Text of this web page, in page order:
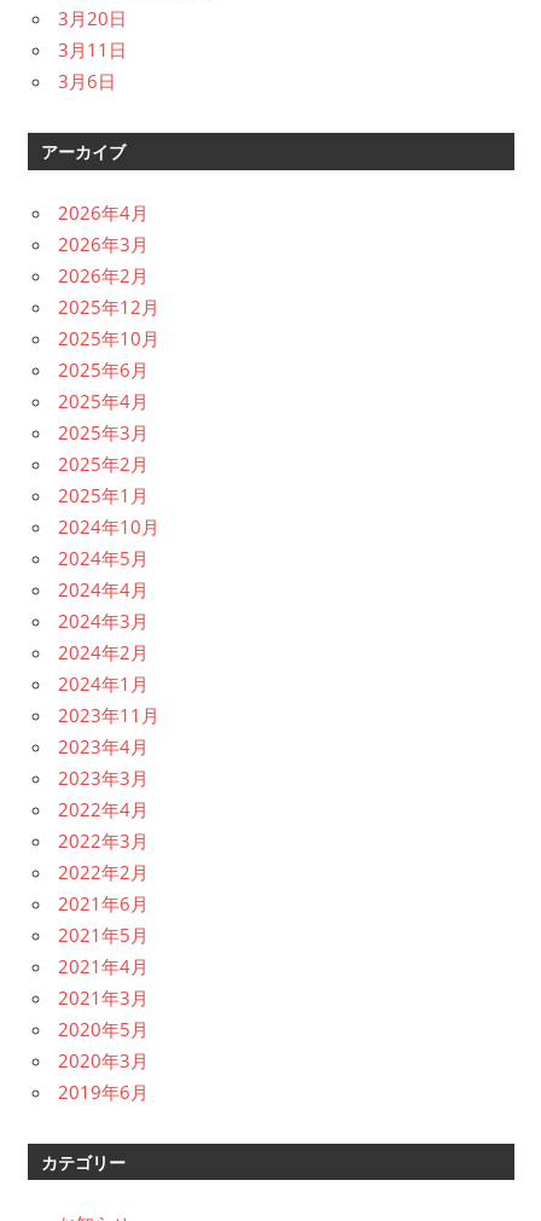
3月20日
3月11日
3月6日
アーカイブ
2026年4月
2026年3月
2026年2月
2025年12月
2025年10月
2025年6月
2025年4月
2025年3月
2025年2月
2025年1月
2024年10月
2024年5月
2024年4月
2024年3月
2024年2月
2024年1月
2023年11月
2023年4月
2023年3月
2022年4月
2022年3月
2022年2月
2021年6月
2021年5月
2021年4月
2021年3月
2020年5月
2020年3月
2019年6月
カテゴリー